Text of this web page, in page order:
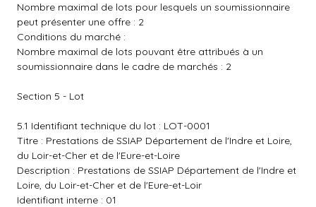
Nombre maximal de lots pour lesquels un soumissionnaire
peut présenter une offre : 2
Conditions du marché :
Nombre maximal de lots pouvant être attribués à un
soumissionnaire dans le cadre de marchés : 2
Section 5 - Lot
5.1 Identifiant technique du lot : LOT-0001
Titre : Prestations de SSIAP Département de l'Indre et Loire,
du Loir-et-Cher et de l'Eure-et-Loire
Description : Prestations de SSIAP Département de l'Indre et
Loire, du Loir-et-Cher et de l'Eure-et-Loir
Identifiant interne : 01